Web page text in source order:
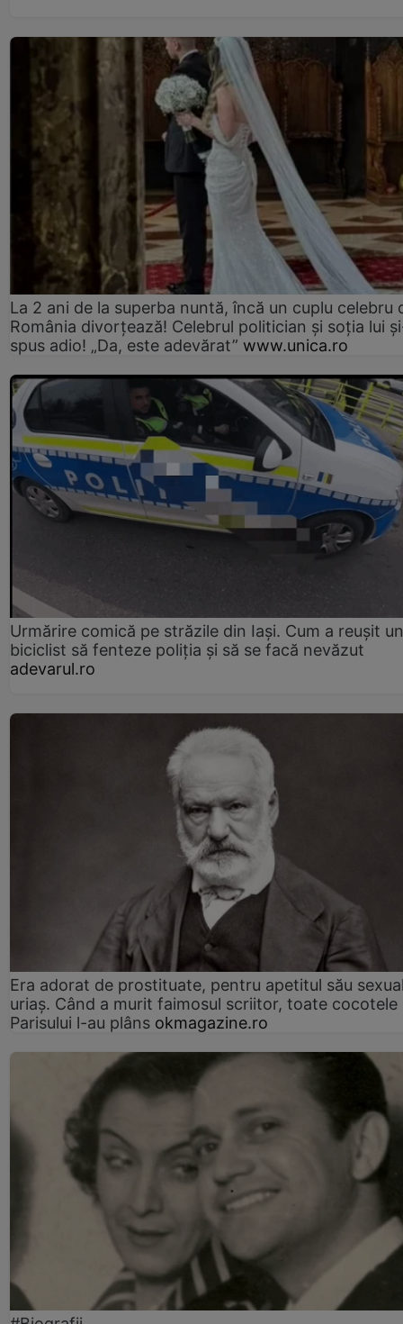
La 2 ani de la superba nuntă, încă un cuplu celebru
România divorțează! Celebrul politician și soția lui
spus adio! „Da, este adevărat” www.unica.ro
Urmărire comică pe străzile din Iași. Cum a reușit un
biciclist să fenteze poliția și să se facă nevăzut
adevarul.ro
Era adorat de prostituate, pentru apetitul său
uriaș. Când a murit faimosul scriitor, toate cocotele
Parisului l-au plâns okmagazine.ro